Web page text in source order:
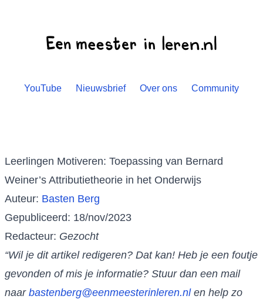
YouTube Nieuwsbrief Over ons Community
Leerlingen Motiveren: Toepassing van Bernard
Weiner’s Attributietheorie in het Onderwijs
Auteur: Basten Berg
Gepubliceerd: 18/nov/2023
Redacteur: Gezocht
“Wil je dit artikel redigeren? Dat kan! Heb je een foutje
gevonden of mis je informatie? Stuur dan een mail
naar bastenberg@eenmeesterinleren.nlen help zo